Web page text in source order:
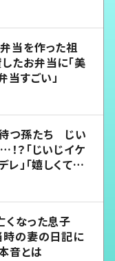
当を作った祖
たお弁当に「美
当すごい」
つ孫たち じい
？「じいじイケ
レ」「嬉しくて可
くなった息子
時の妻の日記に
音とは